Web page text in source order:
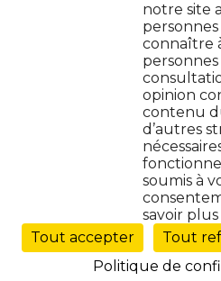
Protection de données
Accessibilité : non conforme
Gestion des cookies ()
notre site
connaître
opinion
contenu
d’autres
soumis à
savoir
Tout accepter Tout
Politique de